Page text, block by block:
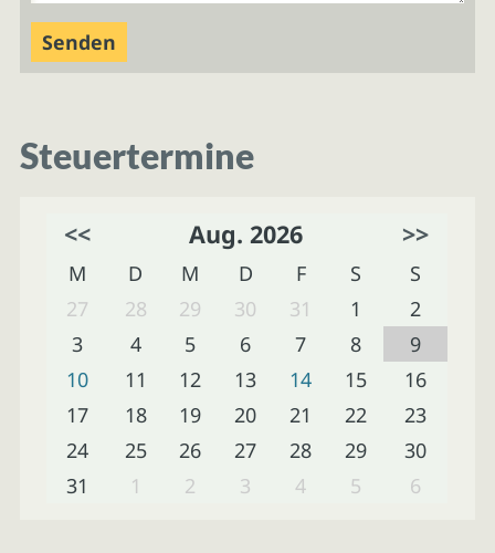
Steuertermine
<< Aug. 2026 >>
M D M D F S
S
27
28 29 30 31 1
2
3
4 5 6 7 8
9
10
11 12 13 14 15
16
17
18 19 20 21 22
23
24
25 26 27 28 29
30
31
1 2 3 4 5 6